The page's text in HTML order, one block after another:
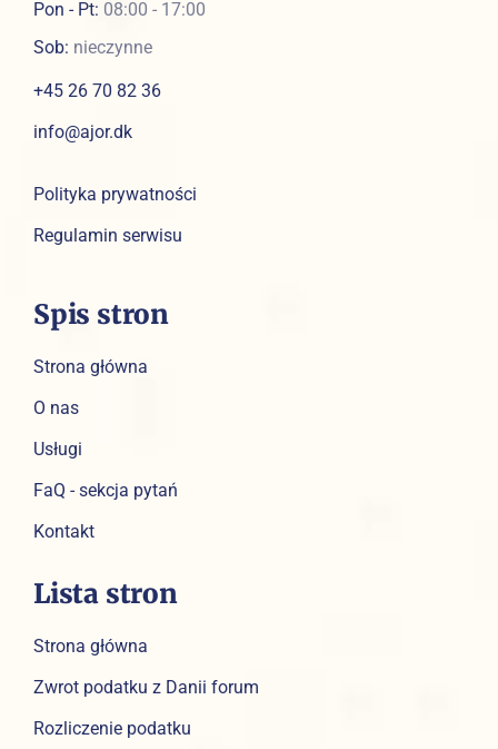
Pon - Pt: 08:00 - 17:00
Sob: nieczynne
+45 26 70 82 36
info@ajor.dk
Polityka prywatności
Regulamin serwisu
Spis stron
Strona główna
O nas
Usługi
FaQ - sekcja pytań
Kontakt
Lista stron
Strona główna
Zwrot podatku z Danii forum
Rozliczenie podatku